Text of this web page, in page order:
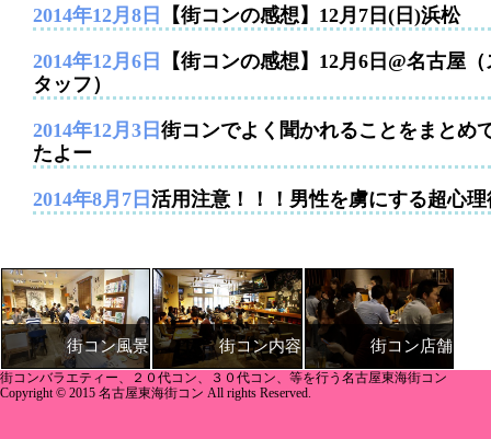
2014年12月8日 【街コンの感想】12月7日(日)浜松
2014年12月6日
【街コンの感想】12月6日@名古屋（
タッフ）
2014年12月3日 街コンでよく聞かれることをまとめ
たよー
2014年8月7日 活用注意！！！男性を虜にする超心理
街コン風景 街コン内容 街コン店舗
街コンバラエティー、２０代コン、３０代コン、等を行う名古屋東海街コン
Copyright © 2015 名古屋東海街コン All rights Reserved.